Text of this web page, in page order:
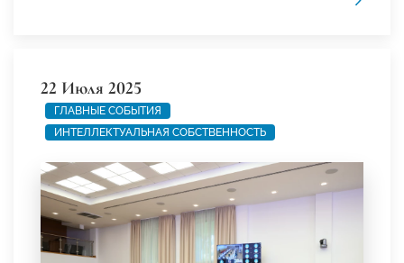
22 Июля 2025
ГЛАВНЫЕ СОБЫТИЯ
ИНТЕЛЛЕКТУАЛЬНАЯ СОБСТВЕННОСТЬ